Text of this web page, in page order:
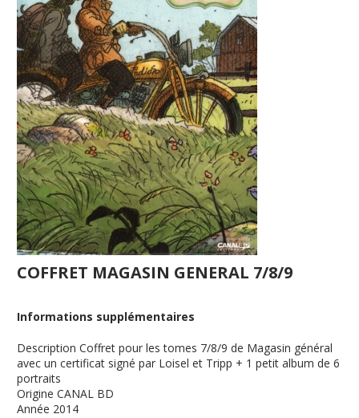
COFFRET MAGASIN GENERAL 7/8/9
Informations supplémentaires
Description Coffret pour les tomes 7/8/9 de Magasin général
avec un certificat signé par Loisel et Tripp + 1 petit album de 6
portraits
Origine CANAL BD
Année 2014